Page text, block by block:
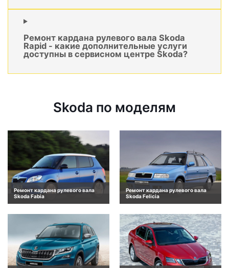
Ремонт кардана рулевого вала Skoda
Rapid - какие дополнительные услуги
доступны в сервисном центре Skoda?
Skoda по моделям
Ремонт кардана рулевого вала
Skoda Fabia
Ремонт кардана рулевого вала
Skoda Felicia